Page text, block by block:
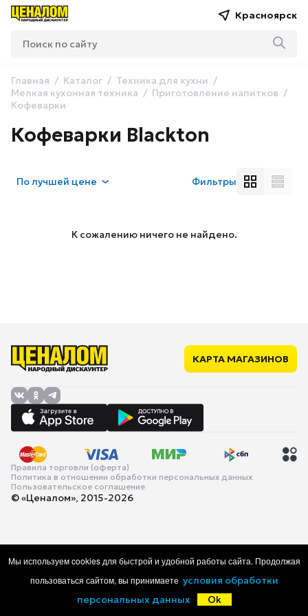
Красноярск
Главная Каталог
Техника для кухни
Мелкая кухонная техника
Приготовление напитков
Кофеварки
Кофеварки Blackton
Получшей цене Фильтры
К сожалению ничего не найдено.
КАРТА МАГАЗИНОВ
Правила торговли (оферта)
Политика в отношении обработки персональных данных
Пользовательское соглашение
© «Ценалом», 2015-2026
Каталог Корзина Избранное
Мы используем cookies для быстрой и удобной работы сайта. Продолжая
пользоваться сайтом, вы принимаете условия обработки
персональных данных
Ok